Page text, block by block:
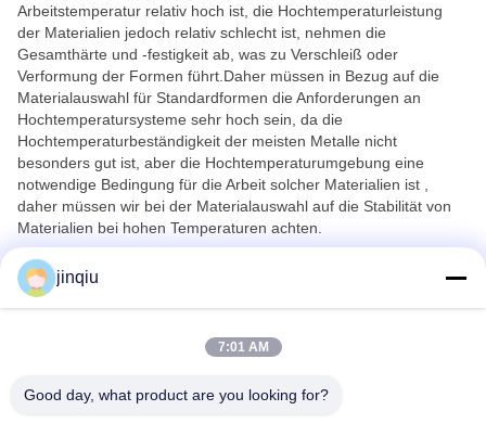
Arbeitstemperatur relativ hoch ist, die Hochtemperaturleistung
der Materialien jedoch relativ schlecht ist, nehmen die
Gesamthärte und -festigkeit ab, was zu Verschleiß oder
Verformung der Formen führt.Daher müssen in Bezug auf die
Materialauswahl für Standardformen die Anforderungen an
Hochtemperatursysteme sehr hoch sein, da die
Hochtemperaturbeständigkeit der meisten Metalle nicht
besonders gut ist, aber die Hochtemperaturumgebung eine
notwendige Bedingung für die Arbeit solcher Materialien ist ,
daher müssen wir bei der Materialauswahl auf die Stabilität von
Materialien bei hohen Temperaturen achten.
Darüber hinaus können Sie auch auf die Professionalität der
Hersteller achten.Die Hersteller mit einem hohen Maß an
Professionalität haben eine klare Grundlage für die
Materialauswahl.Beispielsweise wird Kaidi die Materialien
evaluieren und dann in die Produktion überführen.
jinqiu
7:01 AM
Good day, what product are you looking for?